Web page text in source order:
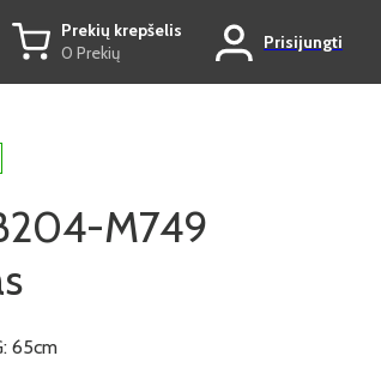
Prekių krepšelis
0 Prekių
Prisijungti
M749
65cm